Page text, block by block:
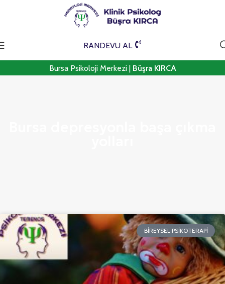
RANDEVU AL
Bursa Psikoloji Merkezi | Büşra KIRCA
BIREYSEL PSIKOTERAPI